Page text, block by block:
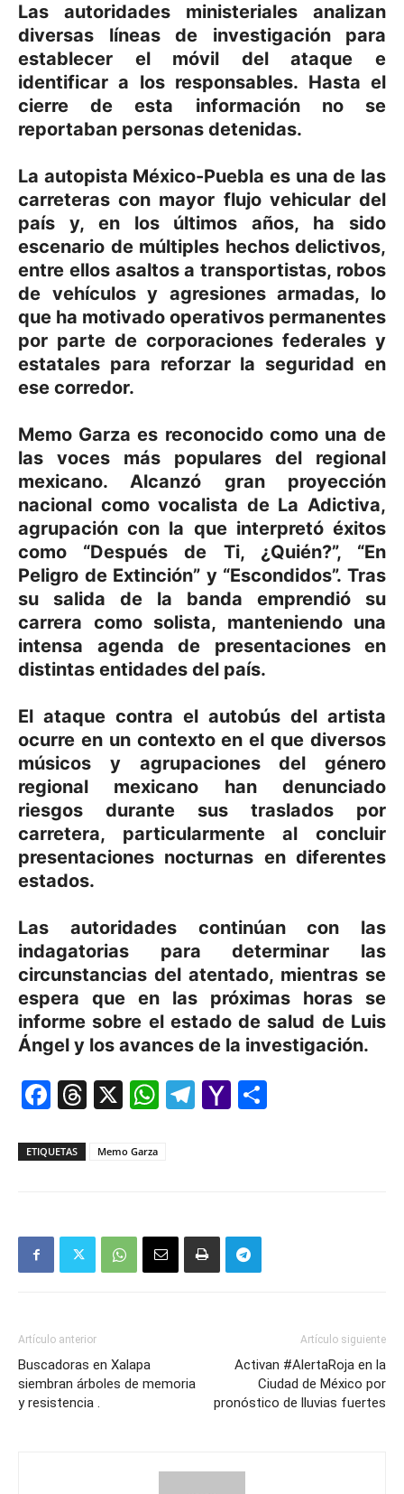
Las autoridades ministeriales analizan
diversas líneas de investigación para
establecer el móvil del ataque e
identificar a los responsables. Hasta el
cierre de esta información no se
reportaban personas detenidas.
La autopista México-Puebla es una de las
carreteras con mayor flujo vehicular del
país y, en los últimos años, ha sido
escenario de múltiples hechos delictivos,
entre ellos asaltos a transportistas, robos
de vehículos y agresiones armadas, lo
que ha motivado operativos permanentes
por parte de corporaciones federales y
estatales para reforzar la seguridad en
ese corredor.
Memo Garza es reconocido como una de
las voces más populares del regional
mexicano. Alcanzó gran proyección
nacional como vocalista de La Adictiva,
agrupación con la que interpretó éxitos
como “Después de Ti, ¿Quién?”, “En
Peligro de Extinción” y “Escondidos”. Tras
su salida de la banda emprendió su
carrera como solista, manteniendo una
intensa agenda de presentaciones en
distintas entidades del país.
El ataque contra el autobús del artista
ocurre en un contexto en el que diversos
músicos y agrupaciones del género
regional mexicano han denunciado
riesgos durante sus traslados por
carretera, particularmente al concluir
presentaciones nocturnas en diferentes
estados.
Las autoridades continúan con las
indagatorias para determinar las
circunstancias del atentado, mientras se
espera que en las próximas horas se
informe sobre el estado de salud de Luis
Ángel y los avances de la investigación.
Facebook
Threads
X WhatsApp
Telegram
Yahoo
ETIQUETAS Memo Garza
Artículo anterior
Buscadoras en Xalapa
siembran árboles de memoria
y resistencia .
Artículo siguiente
Activan #AlertaRoja en la
Ciudad de México por
pronóstico de lluvias fuertes